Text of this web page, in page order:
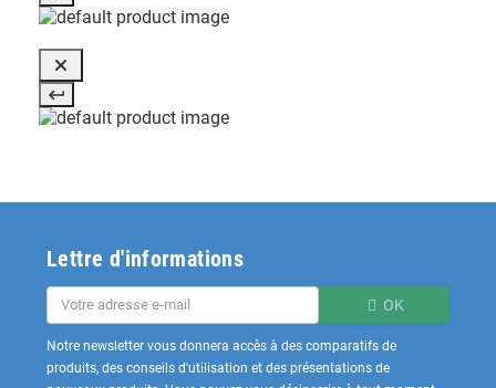
Lettre d'informations
OK
Notre newsletter vous donnera accès à des comparatifs de
produits, des conseils d'utilisation et des présentations de